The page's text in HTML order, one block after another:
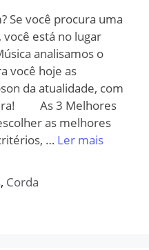
Se você procura uma
está no lugar
analisamos o
você hoje as
da atualidade, com
As 3 Melhores
as melhores
… Ler mais
, Corda